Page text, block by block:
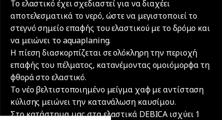
Το ελαστικό έχει σχεδιαστεί για να διαχέει
αποτελεσματικά το νερό, ώστε να μεγιστοποιεί το
στεγνό σημείο επαφής του ελαστικού με το δρόμο και
να μειώνει το aquaplaning.
Η πίεση διασκορπίζεται σε ολόκληρη την περιοχή
επαφής του πέλματος, κατανέμοντας ομοιόμορφα τη
φθορά στο ελαστικό.
Το νέο βελτιστοποιημένο μείγμα χαφ με αντίσταση
κύλισης μειώνει την κατανάλωση καυσίμου.
Στο κατάστημα μας στα ελαστικά DEBICA ισχύει 1